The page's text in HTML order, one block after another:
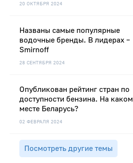
20 ОКТЯБРЯ 2024
28 СЕНТЯБРЯ 2024
Названы самые популярные
водочные бренды. В лидерах –
Smirnoff
02 ФЕВРАЛЯ 2024
Опубликован рейтинг стран по
доступности бензина. На каком
месте Беларусь?
Посмотреть другие темы